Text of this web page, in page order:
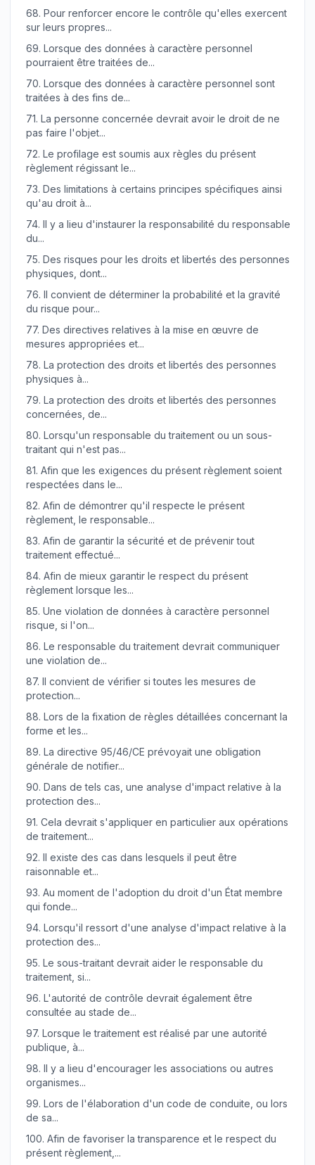
68. Pour renforcer encore le contrôle qu'elles exercent
sur leurs propres...
69. Lorsque des données à caractère personnel
pourraient être traitées de...
70. Lorsque des données à caractère personnel sont
traitées à des fins de...
71. La personne concernée devrait avoir le droit de ne
pas faire l'objet...
72. Le profilage est soumis aux règles du présent
règlement régissant le...
73. Des limitations à certains principes spécifiques ainsi
qu'au droit à...
74. Il y a lieu d'instaurer la responsabilité du responsable
du...
75. Des risques pour les droits et libertés des personnes
physiques, dont...
76. Il convient de déterminer la probabilité et la gravité
du risque pour...
77. Des directives relatives à la mise en œuvre de
mesures appropriées et...
78. La protection des droits et libertés des personnes
physiques à...
79. La protection des droits et libertés des personnes
concernées, de...
80. Lorsqu'un responsable du traitement ou un sous-
traitant qui n'est pas...
81. Afin que les exigences du présent règlement soient
respectées dans le...
82. Afin de démontrer qu'il respecte le présent
règlement, le responsable...
83. Afin de garantir la sécurité et de prévenir tout
traitement effectué...
84. Afin de mieux garantir le respect du présent
règlement lorsque les...
85. Une violation de données à caractère personnel
risque, si l'on...
86. Le responsable du traitement devrait communiquer
une violation de...
87. Il convient de vérifier si toutes les mesures de
protection...
88. Lors de la fixation de règles détaillées concernant la
forme et les...
89. La directive 95/46/CE prévoyait une obligation
générale de notifier...
90. Dans de tels cas, une analyse d'impact relative à la
protection des...
91. Cela devrait s'appliquer en particulier aux opérations
de traitement...
92. Il existe des cas dans lesquels il peut être
raisonnable et...
93. Au moment de l'adoption du droit d'un État membre
qui fonde...
94. Lorsqu'il ressort d'une analyse d'impact relative à la
protection des...
95. Le sous-traitant devrait aider le responsable du
traitement, si...
96. L'autorité de contrôle devrait également être
consultée au stade de...
97. Lorsque le traitement est réalisé par une autorité
publique, à...
98. Il y a lieu d'encourager les associations ou autres
organismes...
99. Lors de l'élaboration d'un code de conduite, ou lors
de sa...
100. Afin de favoriser la transparence et le respect du
présent règlement,...